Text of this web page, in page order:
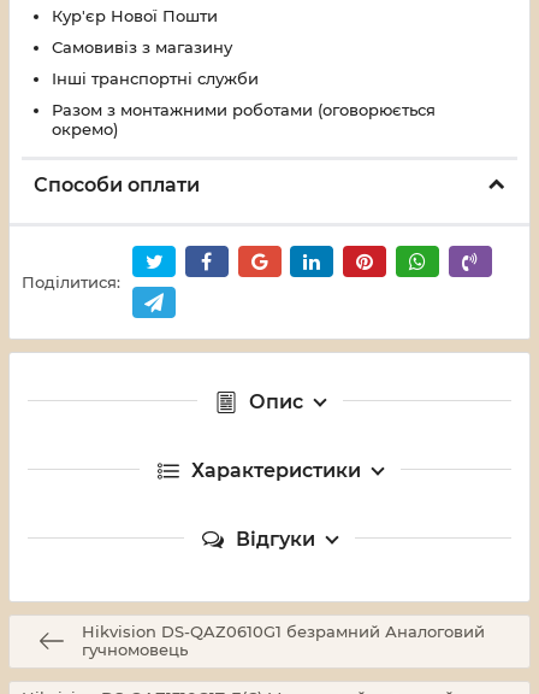
Кур'єр Нової Пошти
Самовивіз з магазину
Інші транспортні служби
Разом з монтажними роботами (оговорюється
окремо)
Способи оплати
Поділитися:
Опис
Характеристики
Відгуки
Hikvision DS-QAZ0610G1 безрамний Аналоговий
гучномовець